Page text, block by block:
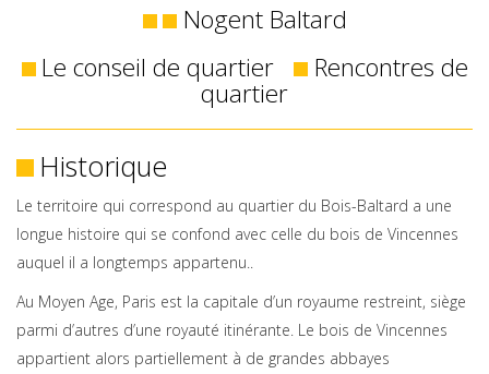
Nogent Baltard
Le conseil de quartier
Rencontres de
quartier
Historique
Le territoire qui correspond au quartier du Bois-Baltard a une
longue histoire qui se confond avec celle du bois de Vincennes
auquel il a longtemps appartenu..
Au Moyen Age, Paris est la capitale d’un royaume restreint, siège
parmi d’autres d’une royauté itinérante. Le bois de Vincennes
appartient alors partiellement à de grandes abbayes